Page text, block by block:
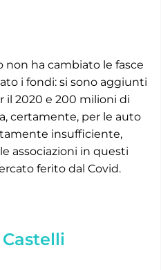
non ha cambiato le fasce
i fondi: si sono aggiunti
il 2020 e 200 milioni di
certamente, per le auto
insufficiente,
associazioni in questi
ferito dal Covid.